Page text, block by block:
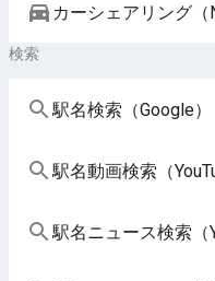
カーシェアリング（
検索
駅名検索（Google）
駅名動画検索（
駅名ニュース検索（